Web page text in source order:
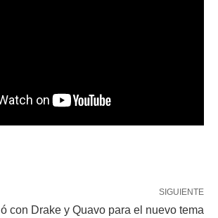
SIGUIENTE
con Drake y Quavo para el nuevo tema